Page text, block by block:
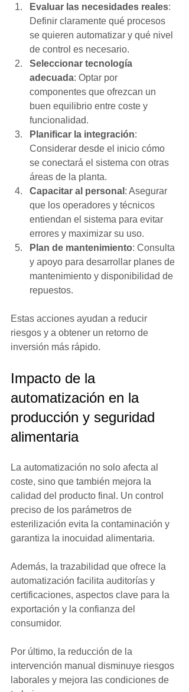
Evaluar las necesidades reales:
Definir claramente qué procesos
se quieren automatizar y qué nivel
de control es necesario.
Seleccionar tecnología
adecuada: Optar por
componentes que ofrezcan un
buen equilibrio entre coste y
funcionalidad.
Planificar la integración:
Considerar desde el inicio cómo
se conectará el sistema con otras
áreas de la planta.
Capacitar al personal : Asegurar
que los operadores y técnicos
entiendan el sistema para evitar
errores y maximizar su uso.
Plan de mantenimiento: Consulta
y apoyo para desarrollar planes de
mantenimiento y disponibilidad de
repuestos.
Estas acciones ayudan a reducir
riesgos y a obtener un retorno de
inversión más rápido.
Impacto de la
automatización en la
producción y seguridad
alimentaria
La automatización no solo afecta al
coste, sino que también mejora la
calidad del producto final. Un control
preciso de los parámetros de
esterilización evita la contaminación y
garantiza la inocuidad alimentaria.
Además, la trazabilidad que ofrece la
automatización facilita auditorías y
certificaciones, aspectos clave para la
exportación y la confianza del
consumidor.
Por último, la reducción de la
intervención manual disminuye riesgos
laborales y mejora las condiciones de